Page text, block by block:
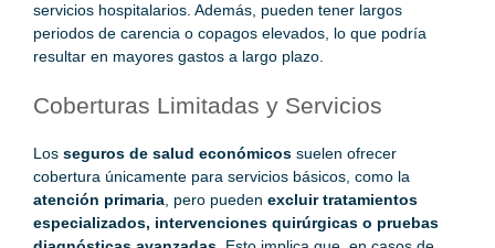
servicios hospitalarios. Además, pueden tener largos
periodos de carencia o copagos elevados, lo que podría
resultar en mayores gastos a largo plazo.
Coberturas Limitadas y Servicios
Los seguros de salud económicos suelen ofrecer
cobertura únicamente para servicios básicos, como la
atención primaria , pero pueden excluir tratamientos
especializados, intervenciones quirúrgicas o pruebas